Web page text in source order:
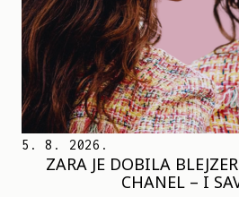
5. 8. 2026.
ZARA JE DOBILA
CHANEL – I